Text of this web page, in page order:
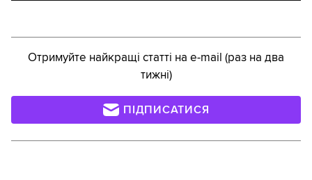
Отримуйте найкращі статті на e-mail (раз на два
тижні)
ПІДПИСАТИСЯ